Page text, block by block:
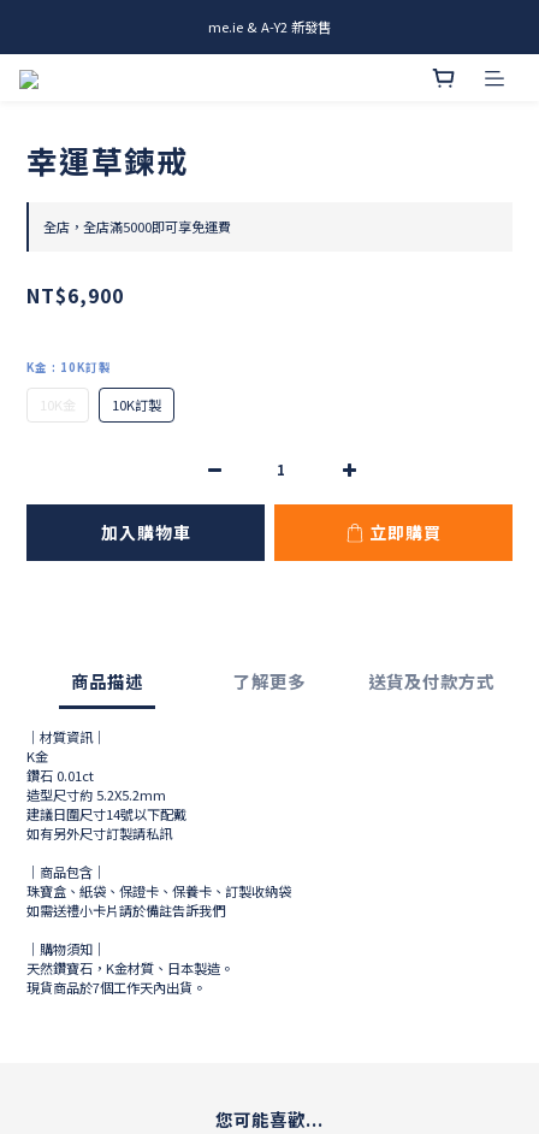
me.ie & A-Y2 新發售
me.ie & A-Y2 新發售
幸運草鍊戒
全店，全店滿5000即可享免運費
NT$6,900
K金 : 10K訂製
10K金 10K訂製
加入購物車 立即購買
商品描述 了解更多 送貨及付款方式
｜材質資訊｜
K金
鑽石 0.01ct
造型尺寸約 5.2X5.2mm
建議日圍尺寸14號以下配戴
如有另外尺寸訂製請私訊
｜商品包含｜
珠寶盒、紙袋、保證卡、保養卡、訂製收納袋
如需送禮小卡片請於備註告訴我們
｜購物須知｜
天然鑽寶石，K金材質、日本製造。
現貨商品於7個工作天內出貨。
您可能喜歡...